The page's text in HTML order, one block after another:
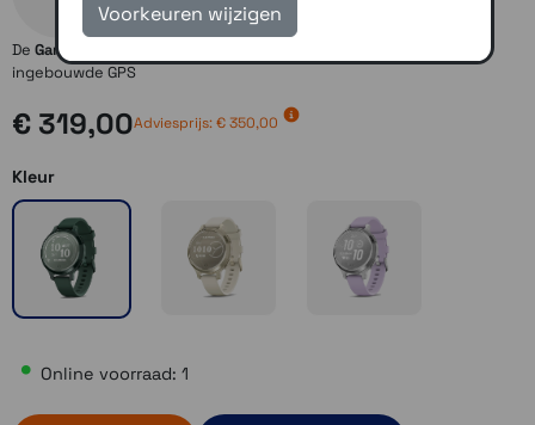
De Garmin Lily 2 Active
ingebouwde GPS
€ 319,00Adviesprijs: € 350,00
Kleur
Online voorraad: 1
Voorkeuren wijzigen